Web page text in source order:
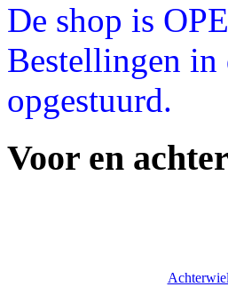
De shop is
Bestellingen in
opgestuurd.
Voor en